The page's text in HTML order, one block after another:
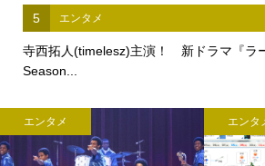
5 エンタメ
寺西拓人(timelesz)主演！ 新ドラマ『ラ
Season...
エンタメ エンタ